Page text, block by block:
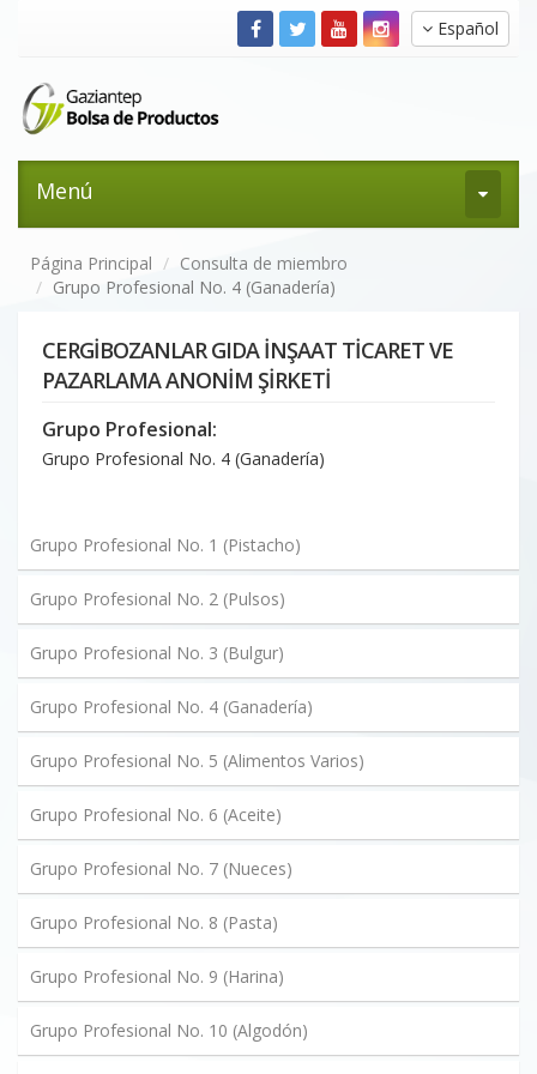
Español
Menú
Página Principal
Consulta de miembro
Grupo Profesional No. 4 (Ganadería)
CERGİBOZANLAR GIDA İNŞAAT TİCARET VE
PAZARLAMA ANONİM ŞİRKETİ
Grupo Profesional:
Grupo Profesional No. 4 (Ganadería)
Grupo Profesional No. 1 (Pistacho)
Grupo Profesional No. 2 (Pulsos)
Grupo Profesional No. 3 (Bulgur)
Grupo Profesional No. 4 (Ganadería)
Grupo Profesional No. 5 (Alimentos Varios)
Grupo Profesional No. 6 (Aceite)
Grupo Profesional No. 7 (Nueces)
Grupo Profesional No. 8 (Pasta)
Grupo Profesional No. 9 (Harina)
Grupo Profesional No. 10 (Algodón)